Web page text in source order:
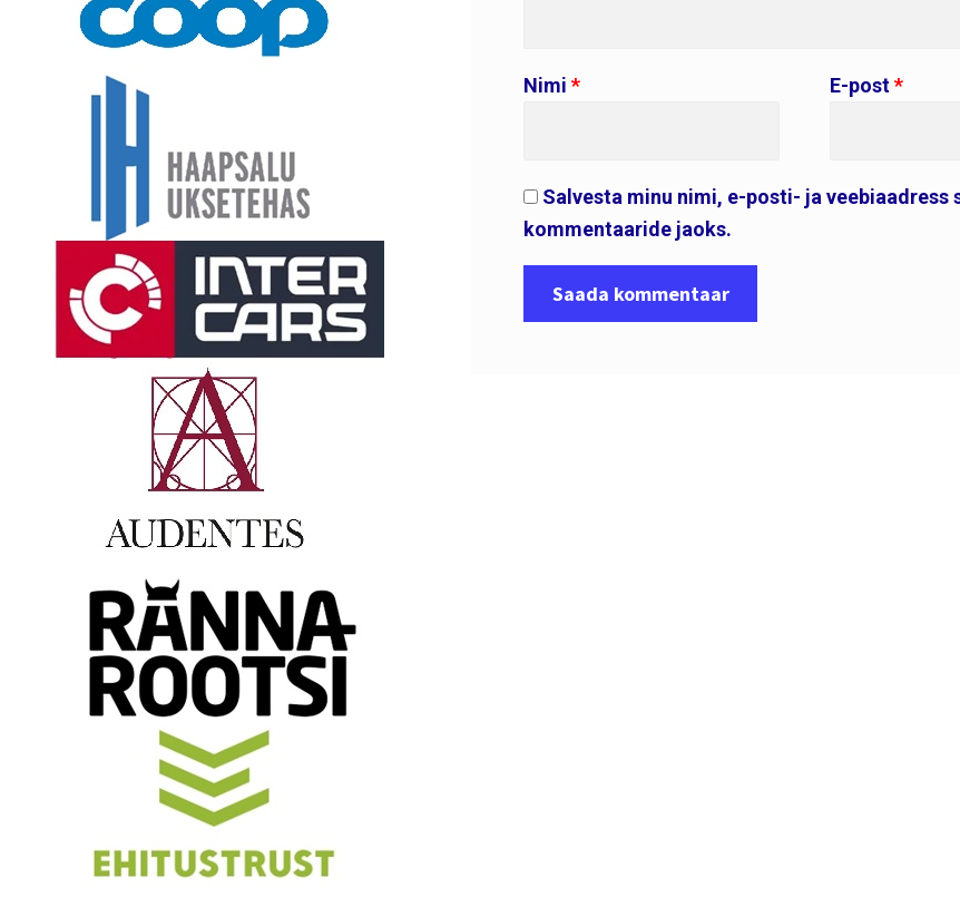
Nimi* E-post*
Salvesta minu nimi, e-posti- ja
kommentaaride jaoks.